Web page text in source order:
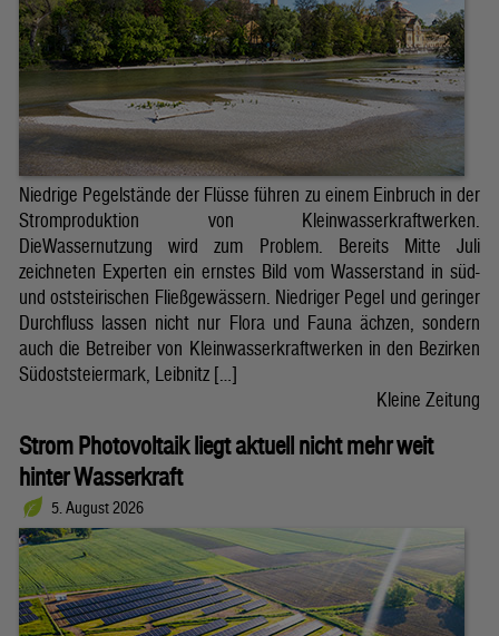
Niedrige Pegelstände der Flüsse führen zu einem Einbruch in der
Stromproduktion von Kleinwasserkraftwerken.
DieWassernutzung wird zum Problem. Bereits Mitte Juli
zeichneten Experten ein ernstes Bild vom Wasserstand in süd-
und oststeirischen Fließgewässern. Niedriger Pegel und geringer
Durchfluss lassen nicht nur Flora und Fauna ächzen, sondern
auch die Betreiber von Kleinwasserkraftwerken in den Bezirken
Südoststeiermark, Leibnitz […]
Kleine Zeitung
Strom Photovoltaik liegt aktuell nicht mehr weit
hinter Wasserkraft
5. August 2026